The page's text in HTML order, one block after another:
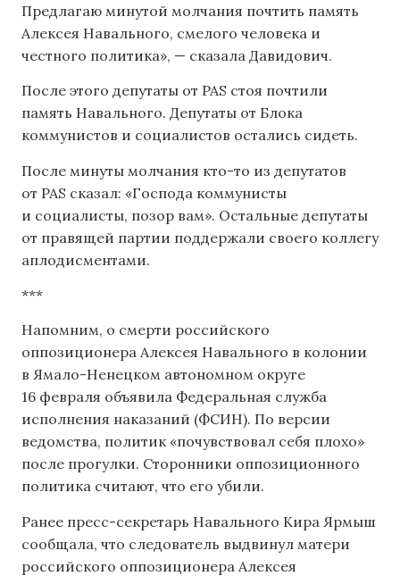
Предлагаю минутой молчания почтить память
Алексея Навального, смелого человека и
честного политика», — сказала Давидович.
После этого депутаты от PAS стоя почтили
память Навального. Депутаты от Блока
коммунистов и социалистов остались сидеть.
После минуты молчания кто-то из депутатов
от PAS сказал: «Господа коммунисты
и социалисты, позор вам». Остальные депутаты
от правящей партии поддержали своего коллегу
аплодисментами.
***
Напомним, о смерти российского
оппозиционера Алексея Навального в колонии
в Ямало-Ненецком автономном округе
16 февраля объявила Федеральная служба
исполнения наказаний (ФСИН). По версии
ведомства, политик «почувствовал себя плохо»
после прогулки. Сторонники оппозиционного
политика считают, что его убили.
Ранее пресс-секретарь Навального Кира Ярмыш
сообщала, что следователь выдвинул матери
российского оппозиционера Алексея